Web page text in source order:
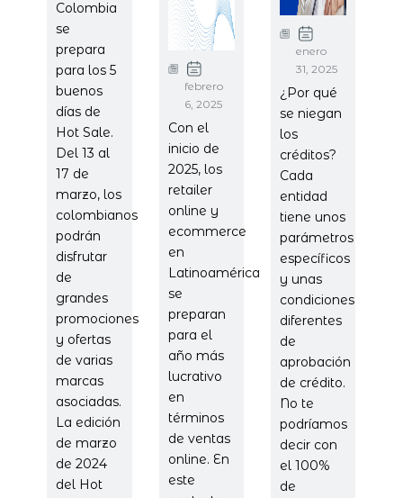
Colombia
se
prepara
para los 5
buenos
días de
Hot Sale.
Del 13 al
17 de
marzo, los
colombianos
podrán
disfrutar
de
grandes
promociones
y ofertas
de varias
marcas
asociadas.
La edición
de marzo
de 2024
del Hot
febrero
6, 2025
Con el
inicio de
2025, los
retailer
online y
ecommerce
en
Latinoamérica
se
preparan
para el
año más
lucrativo
en
términos
de ventas
online. En
este
enero
31, 2025
¿Por qué
se niegan
los
créditos?
Cada
entidad
tiene unos
parámetros
específicos
y unas
condiciones
diferentes
de
aprobación
de crédito.
No te
podríamos
decir con
el 100%
de